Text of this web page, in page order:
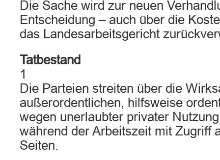
Die Sache wird zur neuen
Entscheidung – auch über die
das Landesarbeitsgericht
Tatbestand
1
Die Parteien streiten über die
außerordentlichen, hilfsweise
wegen unerlaubter privater
während der Arbeitszeit mit Zugriff
Seiten.